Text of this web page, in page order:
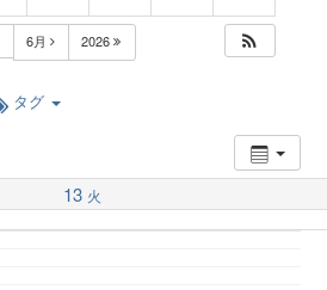
i
6月 2026
タグ
13 火